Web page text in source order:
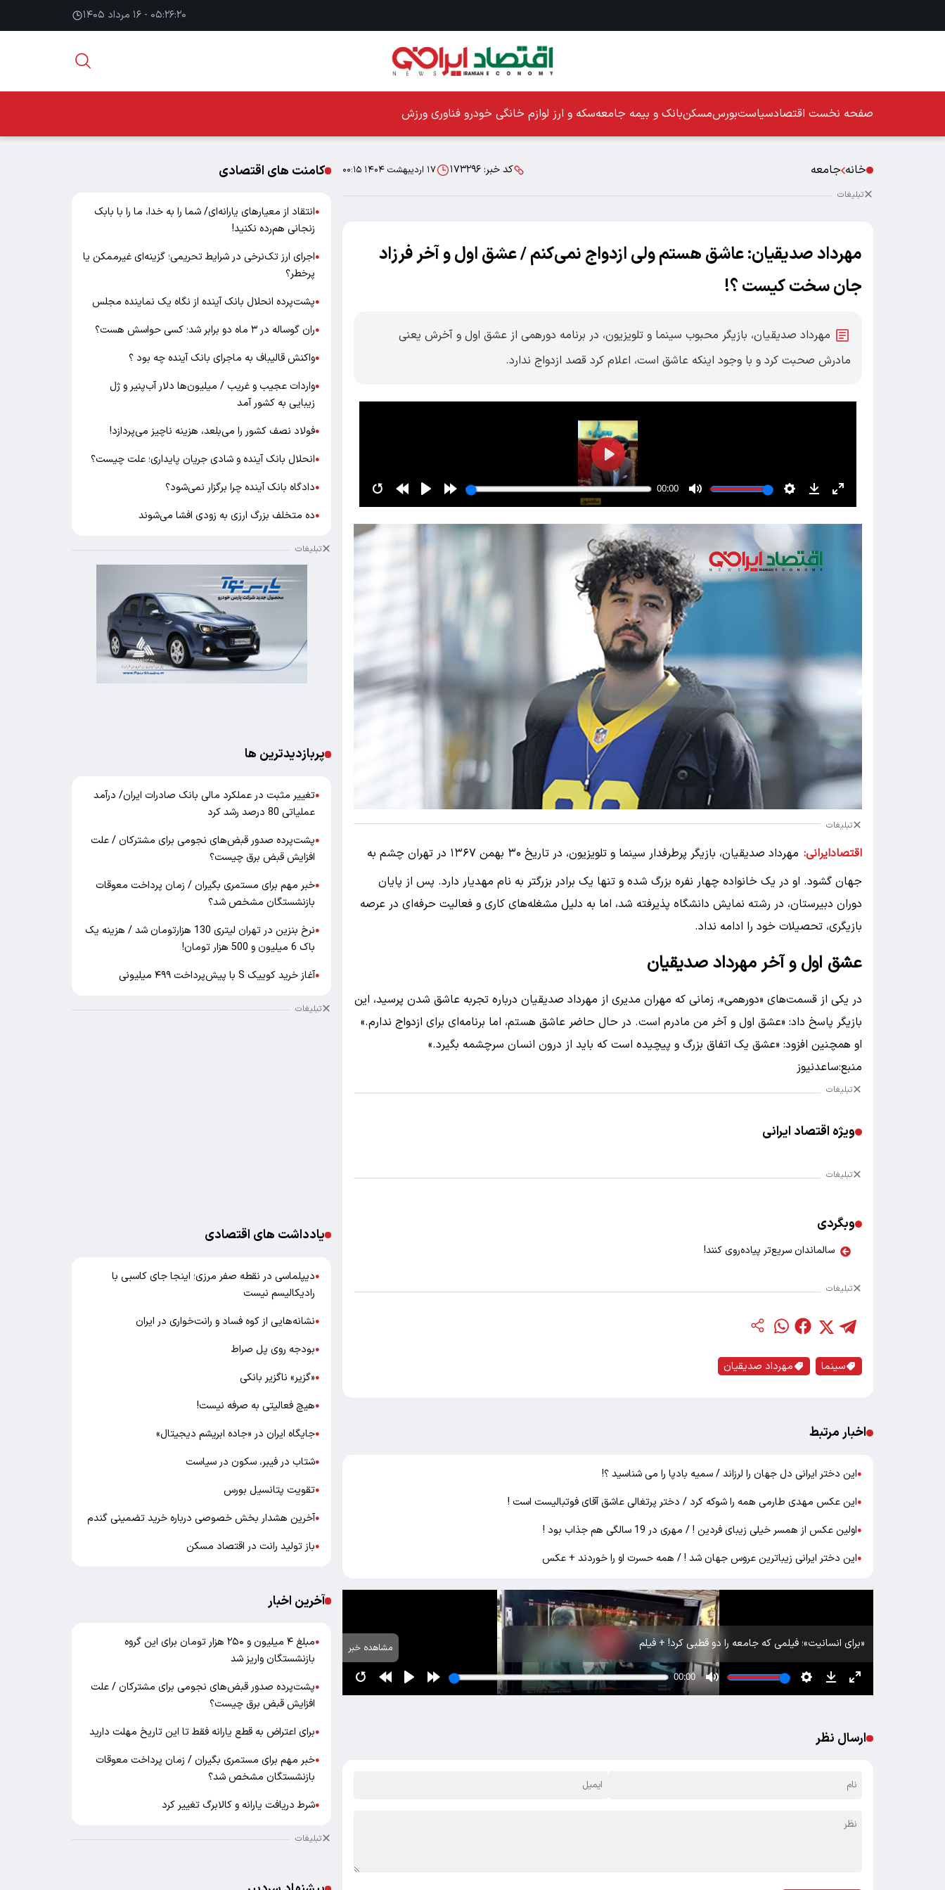
۰۵:۲۶:۲۱ - ۱۶ مرداد ۱۴۰۵
صفحه نخست اقتصادسیاستبورسمسکنبانک و بیمه جامعهسکه و ارز لوازم خانگی خودرو فناوری ورزش
خانه جامعه کد خبر: ۱۷۳۲۹۶ ۱۷ اردیبهشت ۱۴۰۴ ۰۰:۱۵
تبلیغات
مهرداد صدیقیان: عاشق هستم ولی ازدواج نمی‌کنم / عشق اول و آخر فرزاد
جان سخت کیست ؟!
مهرداد صدیقیان، بازیگر محبوب سینما و تلویزیون، در برنامه دورهمی از عشق اول و آخرش یعنی
مادرش صحبت کرد و با وجود اینکه عاشق است، اعلام کرد قصد ازدواج ندارد.
تبلیغات
اقتصادایرانی:
مهرداد صدیقیان، بازیگر پرطرفدار سینما و تلویزیون، در تاریخ ۳۰ بهمن ۱۳۶۷ در تهران چشم به
جهان گشود. او در یک خانواده چهار نفره بزرگ شده و تنها یک برادر بزرگتر به نام مهدیار دارد. پس از پایان
دوران دبیرستان، در رشته نمایش دانشگاه پذیرفته شد، اما به دلیل مشغله‌های کاری و فعالیت حرفه‌ای در عرصه
بازیگری، تحصیلات خود را ادامه نداد.
عشق اول و آخر مهرداد صدیقیان
در یکی از قسمت‌های «دورهمی»، زمانی که مهران مدیری از مهرداد صدیقیان درباره تجربه عاشق شدن پرسید، این
بازیگر پاسخ داد: «عشق اول و آخر من مادرم است. در حال حاضر عاشق هستم، اما برنامه‌ای برای ازدواج ندارم.»
او همچنین افزود: «عشق یک اتفاق بزرگ و پیچیده است که باید از درون انسان سرچشمه بگیرد.»
منبع:ساعدنیوز
تبلیغات
ویژه اقتصاد ایرانی
تبلیغات
وبگردی
سالماندان سریع‌تر پیاده‌روی کنند!
تبلیغات
سینما مهرداد صدیقیان
اخبار مرتبط
●این دختر ایرانی دل جهان را لرزاند / سمیه بادپا را می شناسید ؟!
●این عکس مهدی طارمی همه را شوکه کرد / دختر پرتغالی عاشق آقای فوتبالیست است !
●اولین عکس از همسر خیلی زیبای فردین ! / مهری در 19 سالگی هم جذاب بود !
●این دختر ایرانی زیباترین عروس جهان شد ! / همه حسرت او را خوردند + عکس
«برای انسانیت»؛ فیلمی که جامعه را دو قطبی کرد! + فیلم مشاهده خبر
ارسال نظر
کامنت های اقتصادی
●انتقاد از معیارهای یارانه‌ای/ شما را به خدا، ما را با بابک
زنجانی هم‌رده نکنید!
●اجرای ارز تک‌نرخی در شرایط تحریمی؛ گزینه‌ای غیرممکن یا
پرخطر؟
●پشت‌پرده انحلال بانک آینده از نگاه یک نماینده مجلس
●ران گوساله در ۳ ماه دو برابر شد؛ کسی حواسش هست؟
●واکنش قالیباف به ماجرای بانک آینده چه بود ؟
●واردات عجیب و غریب / میلیون‌ها دلار آب‌پنیر و ژل
زیبایی به کشور آمد
●فولاد نصف کشور را می‌بلعد، هزینه ناچیز می‌پردازد!
●انحلال بانک آینده و شادی جریان پایداری؛ علت چیست؟
●دادگاه بانک آینده چرا برگزار نمی‌شود؟
●ده متخلف بزرگ ارزی به زودی افشا می‌شوند
تبلیغات
پربازدیدترین ها
●تغییر مثبت در عملکرد مالی بانک صادرات ایران/ درآمد
عملیاتی 80 درصد رشد کرد
●پشت‌پرده صدور قبض‌های نجومی برای مشترکان / علت
افزایش قبض برق چیست؟
●خبر مهم برای مستمری بگیران / زمان پرداخت معوقات
بازنشستگان مشخص شد؟
●
نرخ بنزین در تهران لیتری 130 هزارتومان شد / هزینه یک
باک 6 میلیون و 500 هزار تومان!
●آغاز خرید کوییک S با پیش‌پرداخت ۴۹۹ میلیونی
تبلیغات
یادداشت های اقتصادی
●دیپلماسی در نقطه صفر مرزی؛ اینجا جای کاسبی با
رادیکالیسم نیست
●نشانه‌هایی از کوه فساد و رانت‌خواری در ایران
●بودجه روی پل صراط
●«گزیر» ناگزیر بانکی
●هیچ فعالیتی به صرفه نیست!
●جایگاه ایران در «جاده ابریشم دیجیتال»
●شتاب در فیبر، سکون در سیاست
●تقویت پتانسیل بورس
●آخرین هشدار بخش خصوصی درباره خرید تضمینی گندم
●باز تولید رانت در اقتصاد مسکن
آخرین اخبار
●
مبلغ ۴ میلیون و ۲۵۰ هزار تومان برای این گروه
بازنشستگان واریز شد
●پشت‌پرده صدور قبض‌های نجومی برای مشترکان / علت
افزایش قبض برق چیست؟
●برای اعتراض به قطع یارانه فقط تا این تاریخ مهلت دارید
●خبر مهم برای مستمری بگیران / زمان پرداخت معوقات
بازنشستگان مشخص شد؟
●شرط دریافت یارانه و کالابرگ تغییر کرد
تبلیغات